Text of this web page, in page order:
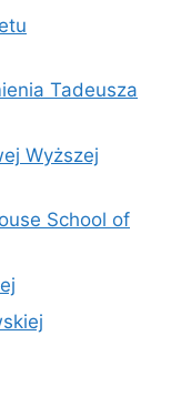
Tadeusza
Wyższej
School of